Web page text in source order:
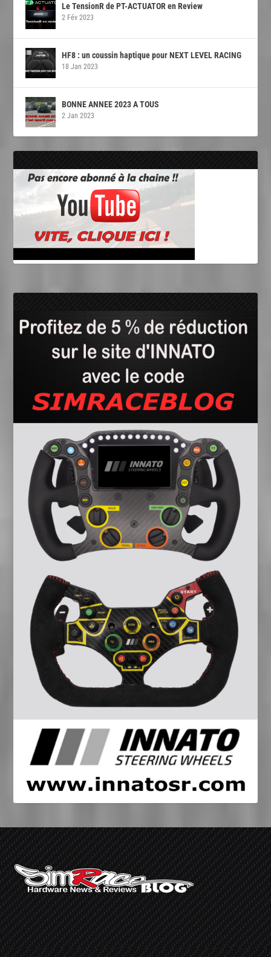
Le TensionR de PT-ACTUATOR en Review
2 Fév 2023
HF8 : un coussin haptique pour NEXT LEVEL RACING
18 Jan 2023
BONNE ANNEE 2023 A TOUS
2 Jan 2023